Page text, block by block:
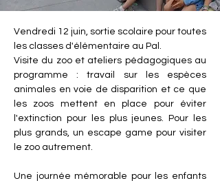
Vendredi 12 juin, sortie scolaire pour toutes
les classes d'élémentaire au Pal.
Visite du zoo et ateliers pédagogiques au
programme : travail sur les espèces
animales en voie de disparition et ce que
les zoos mettent en place pour éviter
l'extinction pour les plus jeunes. Pour les
plus grands, un escape game pour visiter
le zoo autrement.
Une journée mémorable pour les enfants